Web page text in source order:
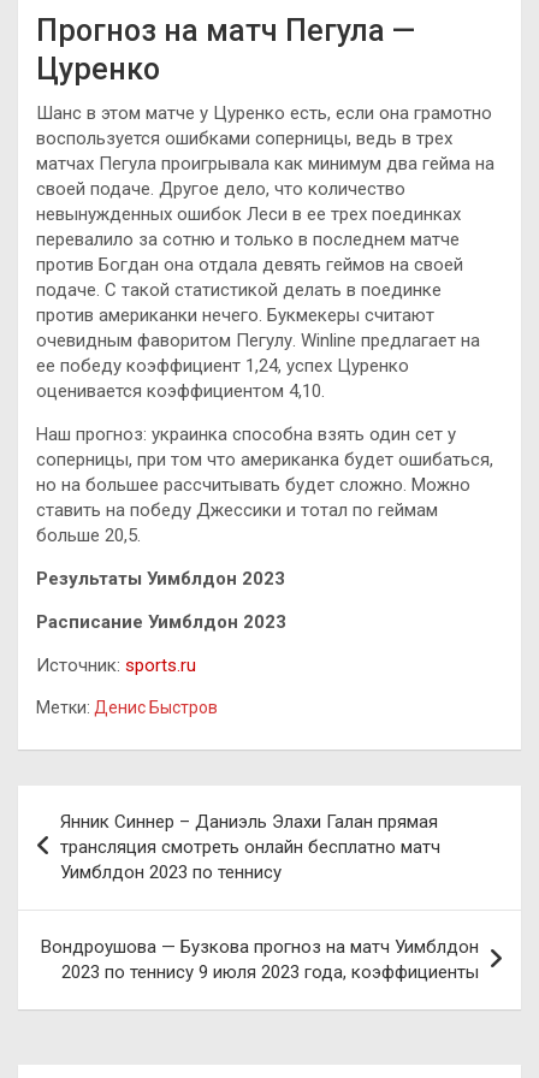
Прогноз на матч Пегула —
Цуренко
Шанс в этом матче у Цуренко есть, если она грамотно
воспользуется ошибками соперницы, ведь в трех
матчах Пегула проигрывала как минимум два гейма на
своей подаче. Другое дело, что количество
невынужденных ошибок Леси в ее трех поединках
перевалило за сотню и только в последнем матче
против Богдан она отдала девять геймов на своей
подаче. С такой статистикой делать в поединке
против американки нечего. Букмекеры считают
очевидным фаворитом Пегулу. Winline предлагает на
ее победу коэффициент 1,24, успех Цуренко
оценивается коэффициентом 4,10.
Наш прогноз: украинка способна взять один сет у
соперницы, при том что американка будет ошибаться,
но на большее рассчитывать будет сложно. Можно
ставить на победу Джессики и тотал по геймам
больше 20,5.
Результаты Уимблдон 2023
Расписание Уимблдон 2023
Источник: sports.ru
Метки: Денис Быстров
по
записям
Янник Синнер – Даниэль Элахи Галан прямая
трансляция смотреть онлайн бесплатно матч
Уимблдон 2023 по теннису
Вондроушова — Бузкова прогноз на матч Уимблдон
2023 по теннису 9 июля 2023 года, коэффициенты